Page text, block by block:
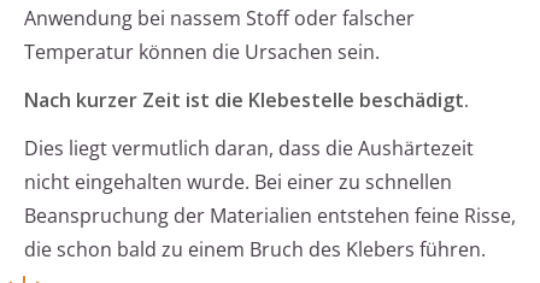
Anwendung bei nassem Stoff oder falscher
Temperatur können die Ursachen sein.
Nach kurzer Zeit ist die Klebestelle beschädigt.
Dies liegt vermutlich daran, dass die Aushärtezeit
nicht eingehalten wurde. Bei einer zu schnellen
Beanspruchung der Materialien entstehen feine Risse,
die schon bald zu einem Bruch des Klebers führen.